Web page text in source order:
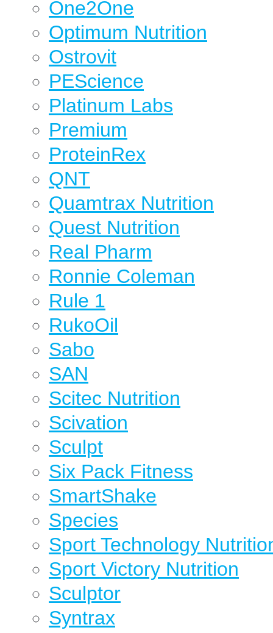
One2One
Optimum Nutrition
Ostrovit
PEScience
Platinum Labs
Premium
ProteinRex
QNT
Quamtrax Nutrition
Quest Nutrition
Real Pharm
Ronnie Coleman
Rule 1
RukoOil
Sabo
SAN
Scitec Nutrition
Scivation
Sculpt
Six Pack Fitness
SmartShake
Species
Sport Technology
Sport Victory Nutrition
Sculptor
Syntrax